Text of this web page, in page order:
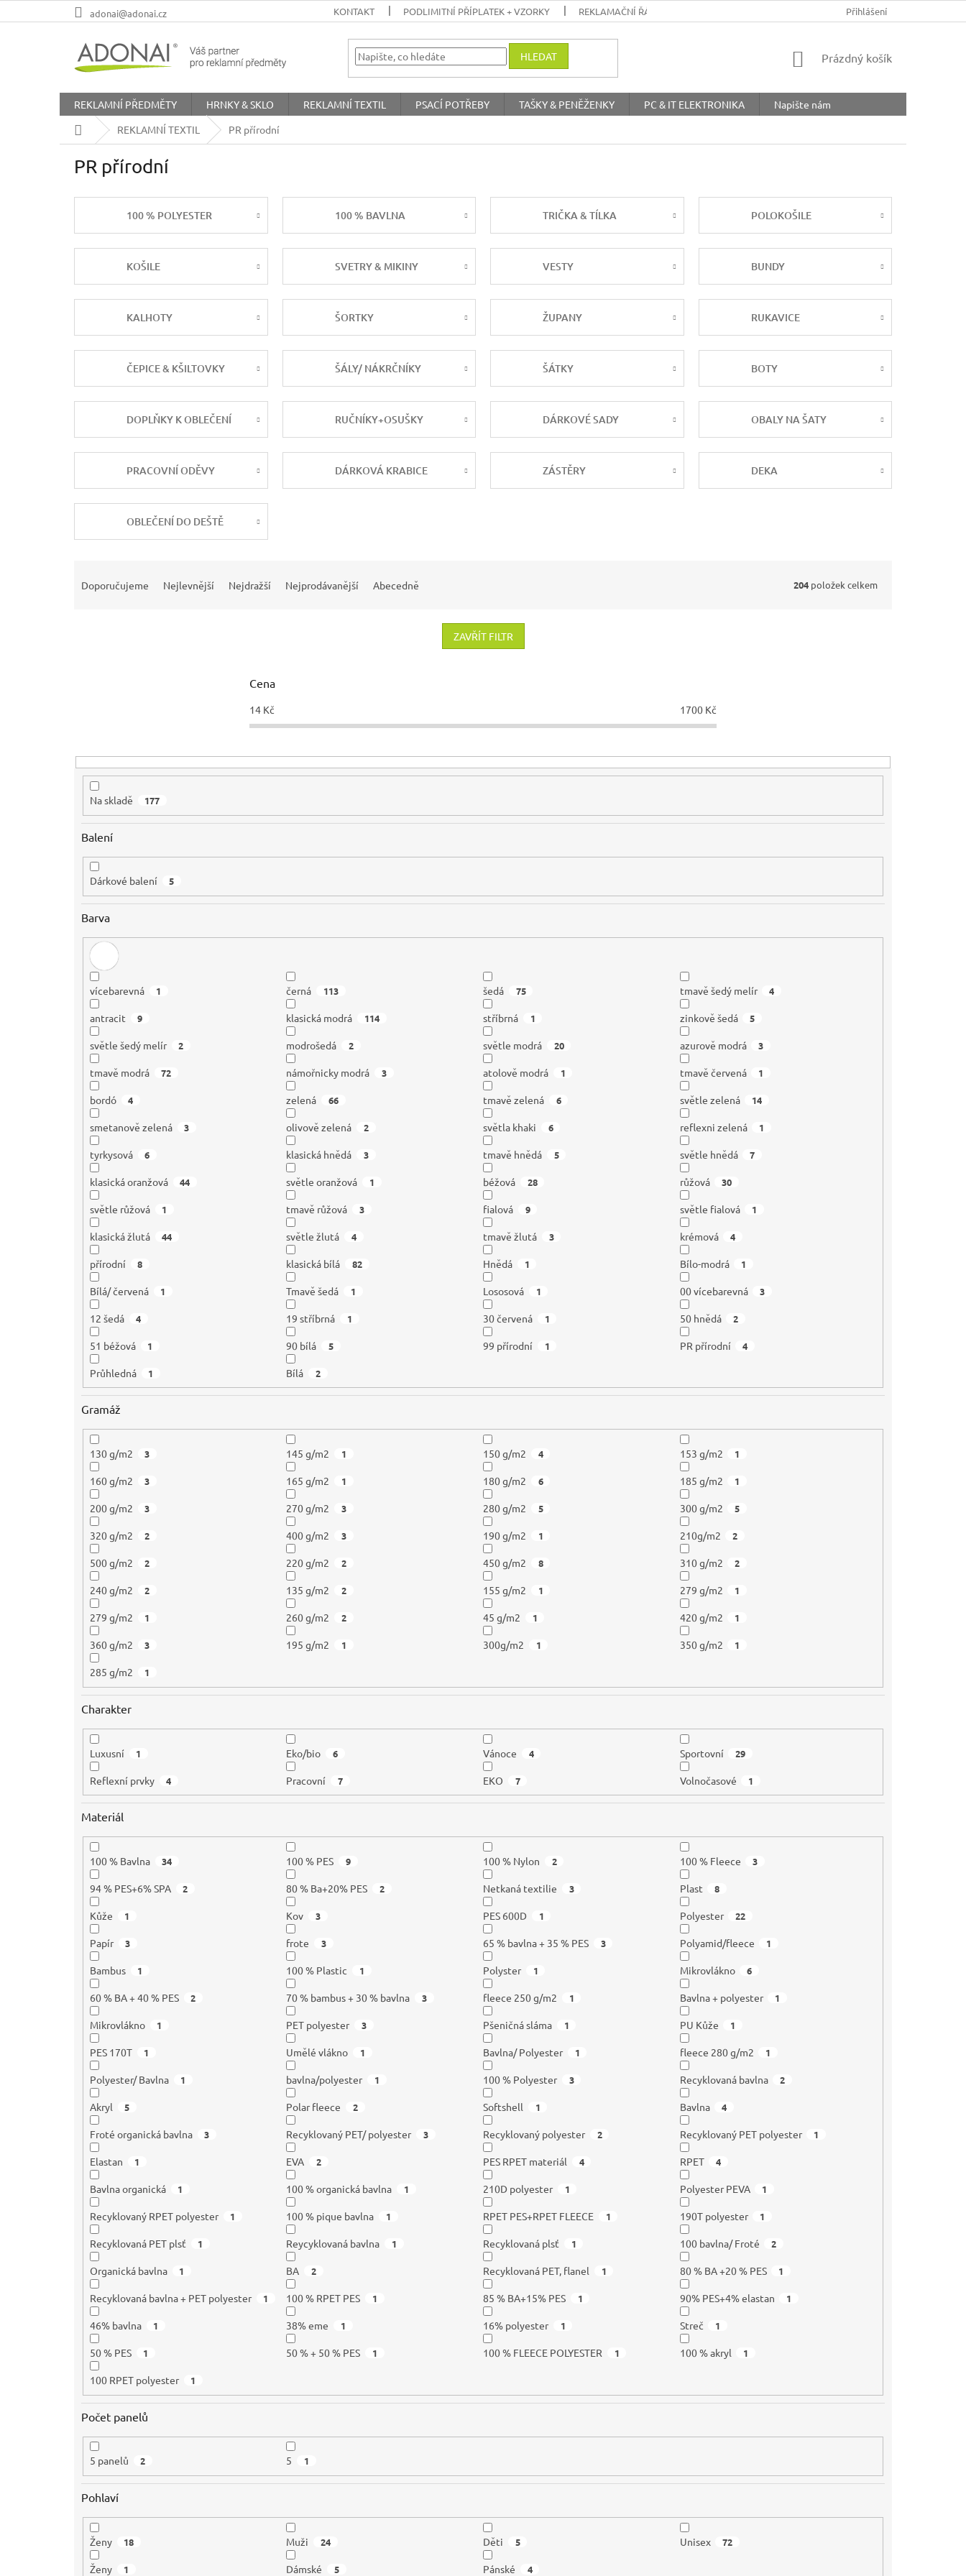
na
adonai@adonai.cz KONTAKT PODLIMITNÍ PŘÍPLATEK + VZORKY REKLAMAČNÍ ŘÁD COOKIES OCHRANA
Přihlášení
HLEDAT
NÁKUPNÍ
Prázdný košík
REKLAMNÍ PŘEDMĚTY HRNKY & SKLO REKLAMNÍ TEXTIL PSACÍ POTŘEBY TAŠKY & PENĚŽENKY PC & IT ELEKTRONIKA
Napište nám
Domů
REKLAMNÍ TEXTIL PR přírodní
PR přírodní
100 % POLYESTER 100 % BAVLNA TRIČKA & TÍLKA POLOKOŠILE
KOŠILE SVETRY & MIKINY VESTY BUNDY
KALHOTY ŠORTKY ŽUPANY RUKAVICE
ČEPICE & KŠILTOVKY ŠÁLY/ NÁKRČNÍKY ŠÁTKY BOTY
DOPLŇKY K OBLEČENÍ RUČNÍKY+OSUŠKY DÁRKOVÉ SADY OBALY NA ŠATY
PRACOVNÍ ODĚVY DÁRKOVÁ KRABICE ZÁSTĚRY DEKA
OBLEČENÍ DO DEŠTĚ
t
ů
Doporučujeme Nejlevnější Nejdražší Nejprodávanější Abecedně 204 položek celkem
ZAVŘÍT FILTR
Cena
14 Kč 1700 Kč
Na skladě 177
Balení
Dárkové balení 5
Barva
vícebarevná 1 černá 113 šedá 75 tmavě šedý melír 4
antracit 9 klasická modrá 114 stříbrná 1 zinkově šedá 5
světle šedý melír 2 modrošedá 2 světle modrá 20 azurově modrá 3
tmavě modrá 72 námořnicky modrá 3 atolově modrá 1 tmavě červená 1
bordó 4 zelená 66 tmavě zelená 6 světle zelená 14
smetanově zelená 3 olivově zelená 2 světla khaki 6 reflexni zelená 1
tyrkysová 6 klasická hnědá 3 tmavě hnědá 5 světle hnědá 7
klasická oranžová 44 světle oranžová 1 béžová 28 růžová 30
světle růžová 1 tmavě růžová 3 fialová 9 světle fialová 1
klasická žlutá 44 světle žlutá 4 tmavě žlutá 3 krémová 4
přírodní 8 klasická bílá 82 Hnědá 1 Bílo-modrá 1
Bílá/ červená 1 Tmavě šedá 1 Lososová 1 00 vícebarevná 3
12 šedá 4 19 stříbrná 1 30 červená 1 50 hnědá 2
51 béžová 1 90 bílá 5 99 přírodní 1 PR přírodní 4
Průhledná 1 Bílá 2
Gramáž
130 g/m2 3 145 g/m2 1 150 g/m2 4 153 g/m2 1
160 g/m2 3 165 g/m2 1 180 g/m2 6 185 g/m2 1
200 g/m2 3 270 g/m2 3 280 g/m2 5 300 g/m2 5
320 g/m2 2 400 g/m2 3 190 g/m2 1 210g/m2 2
500 g/m2 2 220 g/m2 2 450 g/m2 8 310 g/m2 2
240 g/m2 2 135 g/m2 2 155 g/m2 1 279 g/m2 1
279 g/m2 1 260 g/m2 2 45 g/m2 1 420 g/m2 1
360 g/m2 3 195 g/m2 1 300g/m2 1 350 g/m2 1
285 g/m2 1
Charakter
Luxusní 1 Eko/bio 6 Vánoce 4 Sportovní 29
Reflexní prvky 4 Pracovní 7 EKO 7 Volnočasové 1
Materiál
100 % Bavlna 34 100 % PES 9 100 % Nylon 2 100 % Fleece 3
94 % PES+6% SPA 2 80 % Ba+20% PES 2 Netkaná textilie 3 Plast 8
Kůže 1 Kov 3 PES 600D 1 Polyester 22
Papír 3 frote 3 65 % bavlna + 35 % PES 3 Polyamid/fleece 1
Bambus 1 100 % Plastic 1 Polyster 1 Mikrovlákno 6
60 % BA + 40 % PES 2 70 % bambus + 30 % bavlna 3 fleece 250 g/m2 1 Bavlna + polyester 1
Mikrovlákno 1 PET polyester 3 Pšeničná sláma 1 PU Kůže 1
PES 170T 1 Umělé vlákno 1 Bavlna/ Polyester 1 fleece 280 g/m2 1
Polyester/ Bavlna 1 bavlna/polyester 1 100 % Polyester 3 Recyklovaná bavlna 2
Akryl 5 Polar fleece 2 Softshell 1 Bavlna 4
Froté organická bavlna 3 Recyklovaný PET/ polyester 3 Recyklovaný polyester 2 Recyklovaný PET polyester 1
Elastan 1 EVA 2 PES RPET materiál 4 RPET 4
Bavlna organická 1 100 % organická bavlna 1 210D polyester 1 Polyester PEVA 1
Recyklovaný RPET polyester 1 100 % pique bavlna 1 RPET PES+RPET FLEECE 1 190T polyester 1
Recyklovaná PET plsť 1 Reycyklovaná bavlna 1 Recyklovaná plsť 1 100 bavlna/ Froté 2
Organická bavlna 1 BA 2 Recyklovaná PET, flanel 1 80 % BA +20 % PES 1
Recyklovaná bavlna + PET polyester 1 100 % RPET PES 1 85 % BA+15% PES 1 90% PES+4% elastan 1
46% bavlna 1 38% eme 1 16% polyester 1 Streč 1
50 % PES 1 50 % + 50 % PES 1 100 % FLEECE POLYESTER 1 100 % akryl 1
100 RPET polyester 1
Počet panelů
5 panelů 2 5 1
Pohlaví
Ženy 18 Muži 24 Děti 5 Unisex 72
Ženy 1 Dámské 5 Pánské 4